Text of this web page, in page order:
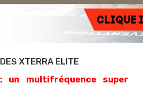
XTERRA ELITE
un multifréquence super